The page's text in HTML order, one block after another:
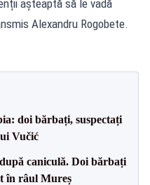
așteaptă să le vadă
Alexandru Rogobete.
doi bărbați, suspectați
Vučić
caniculă. Doi bărbați
în râul Mureș